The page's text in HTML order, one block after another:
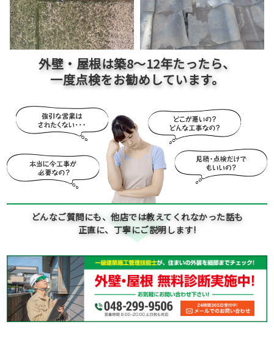
外壁・屋根は築8～12年たったら、
一度点検をお勧めしています。
どんなご質問にも、他店では教えてくれなかった話も
正直に、丁寧にご説明します!